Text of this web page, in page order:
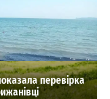
перевірка